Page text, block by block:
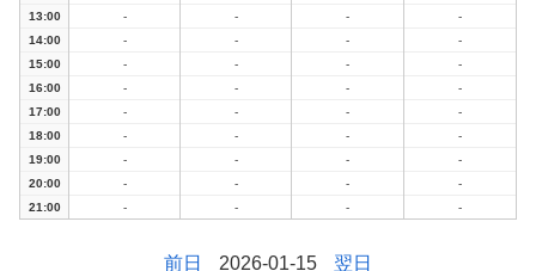
13:00
- - -
-
14:00
- - -
-
15:00
- - -
-
16:00
- - -
-
17:00
- - -
-
18:00
- - -
-
19:00
- - -
-
20:00
- - -
-
21:00
- - - -
前日 2026-01-15 翌日